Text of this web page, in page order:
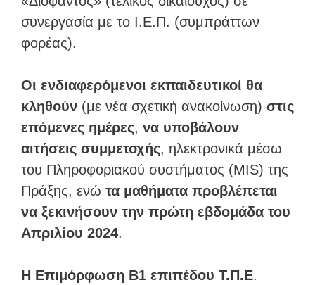
συνεργασία με το Ι.Ε.Π. (συμπράττων
φορέας).
Οι ενδιαφερόμενοι εκπαιδευτικοί θα
κληθούν (με νέα σχετική ανακοίνωση) στις
επόμενες ημέρες, να υποβάλουν
αιτήσεις συμμετοχής, ηλεκτρονικά μέσω
του Πληροφοριακού συστήματος (MIS) της
Πράξης, ενώ τα μαθήματα προβλέπεται
να ξεκινήσουν την πρώτη εβδομάδα του
Απριλίου 2024.
Η Επιμόρφωση Β1 επιπέδου Τ.Π.Ε.